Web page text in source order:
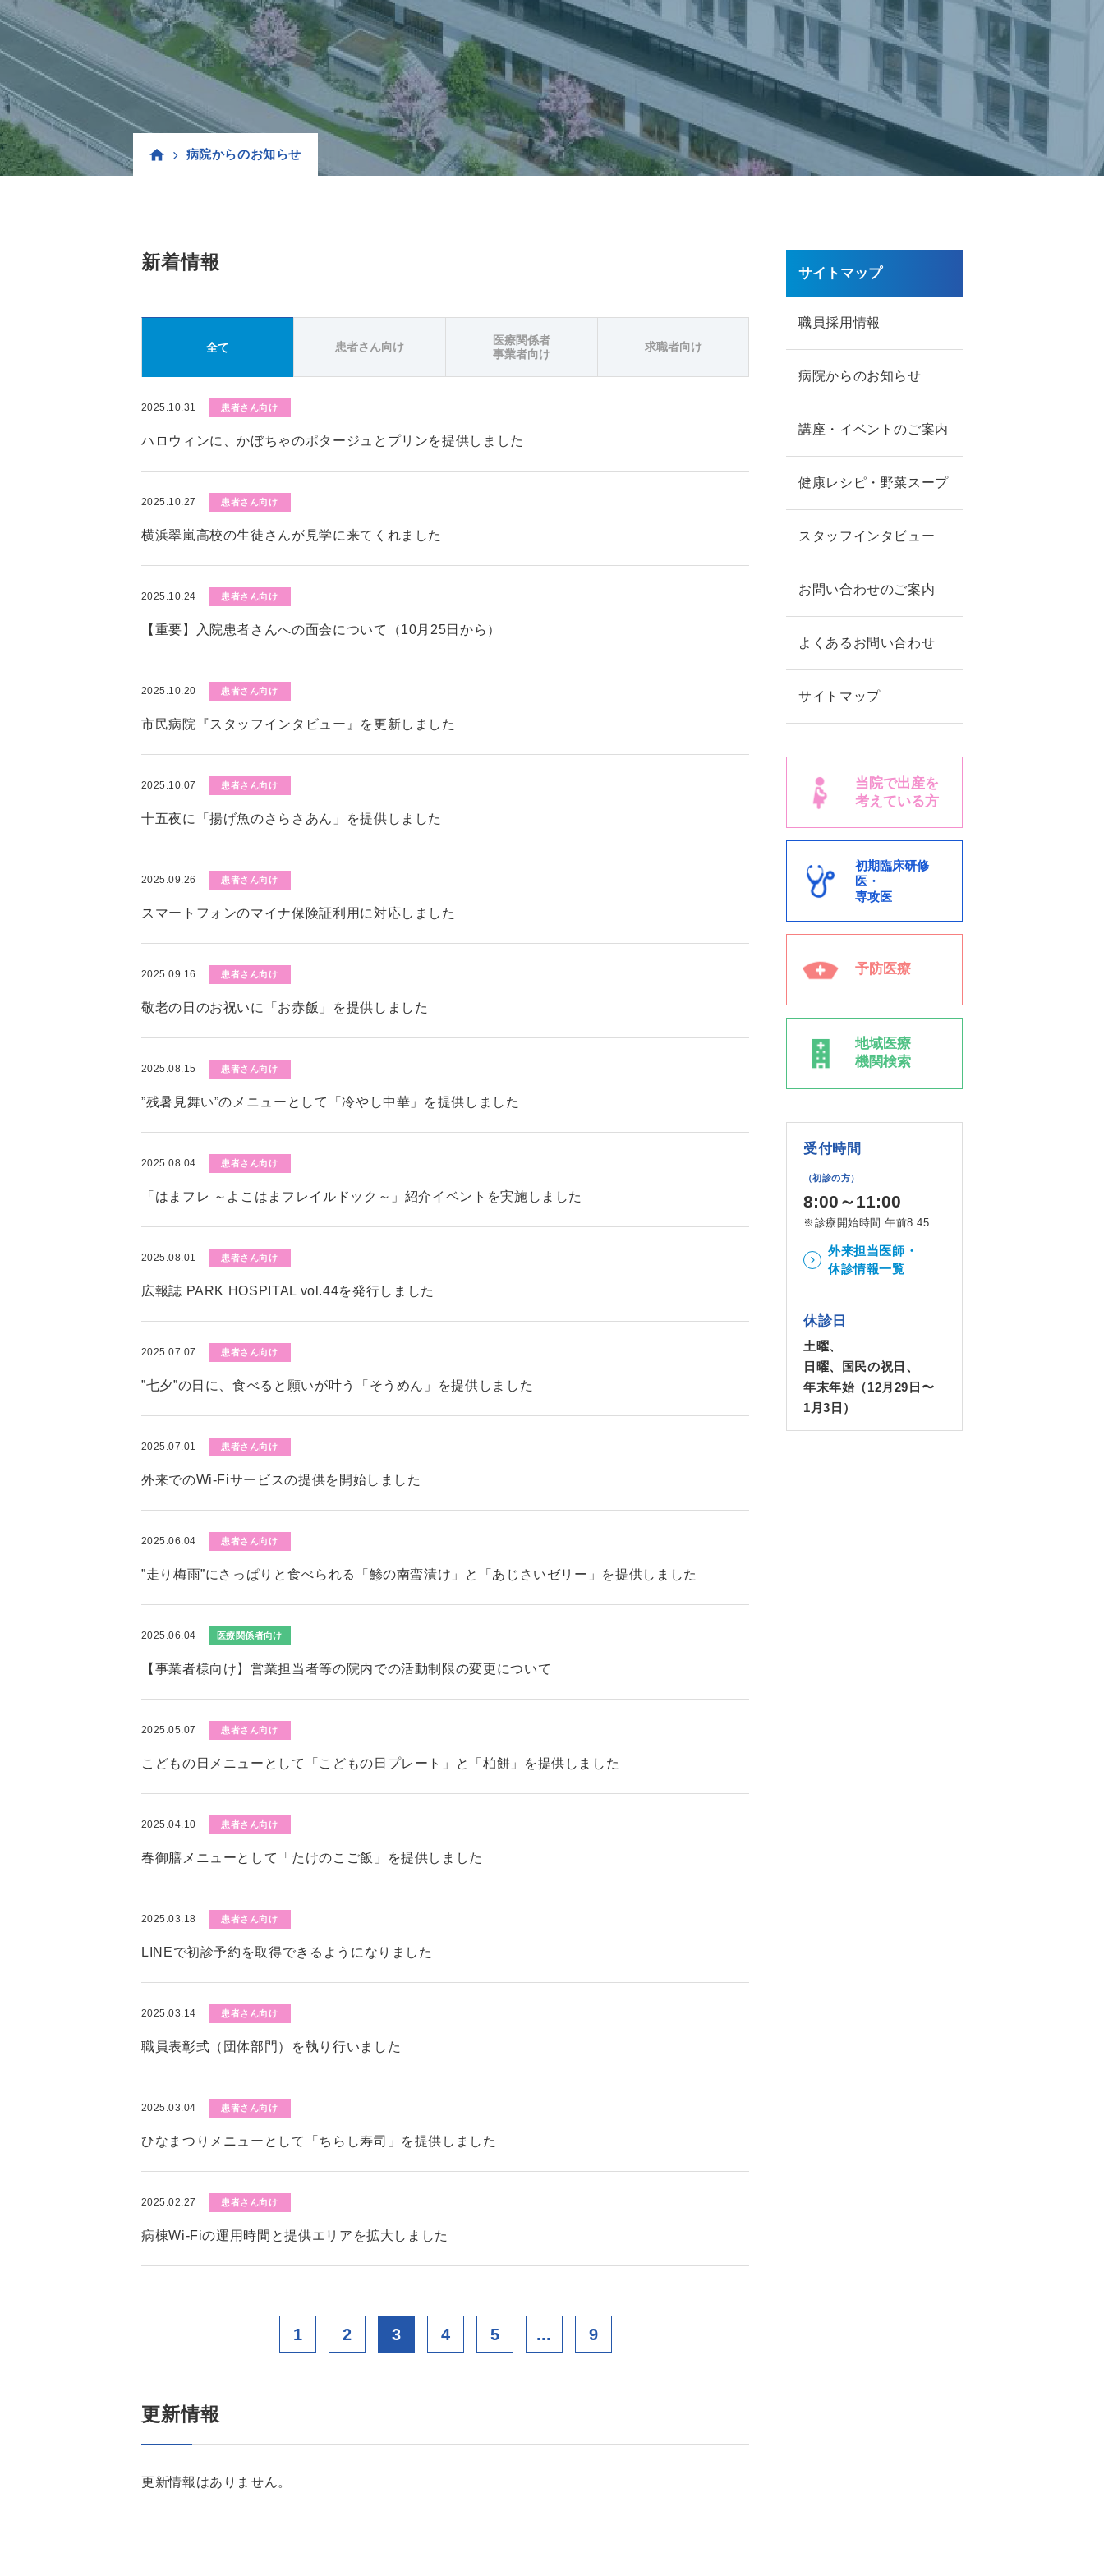
病院からのお知らせ
新着情報
全て 患者さん向け
医療関係者
事業者向け
求職者向け
2025.10.31 患者さん向け
ハロウィンに、かぼちゃのポタージュとプリンを提供しました
2025.10.27 患者さん向け
横浜翠嵐高校の生徒さんが見学に来てくれました
2025.10.24 患者さん向け
【重要】入院患者さんへの面会について（10月25日から）
2025.10.20 患者さん向け
市民病院『スタッフインタビュー』を更新しました
2025.10.07 患者さん向け
十五夜に「揚げ魚のさらさあん」を提供しました
2025.09.26 患者さん向け
スマートフォンのマイナ保険証利用に対応しました
2025.09.16 患者さん向け
敬老の日のお祝いに「お赤飯」を提供しました
2025.08.15 患者さん向け
”残暑見舞い”のメニューとして「冷やし中華」を提供しました
2025.08.04 患者さん向け
「はまフレ ～よこはまフレイルドック～」紹介イベントを実施しました
2025.08.01 患者さん向け
広報誌 PARK HOSPITAL vol.44を発行しました
2025.07.07 患者さん向け
”七夕”の日に、食べると願いが叶う「そうめん」を提供しました
2025.07.01 患者さん向け
外来でのWi-Fiサービスの提供を開始しました
2025.06.04 患者さん向け
”走り梅雨”にさっぱりと食べられる「鯵の南蛮漬け」と「あじさいゼリー」を提供しました
2025.06.04 医療関係者向け
【事業者様向け】営業担当者等の院内での活動制限の変更について
2025.05.07 患者さん向け
こどもの日メニューとして「こどもの日プレート」と「柏餅」を提供しました
2025.04.10 患者さん向け
春御膳メニューとして「たけのこご飯」を提供しました
2025.03.18 患者さん向け
LINEで初診予約を取得できるようになりました
2025.03.14 患者さん向け
職員表彰式（団体部門）を執り行いました
2025.03.04 患者さん向け
ひなまつりメニューとして「ちらし寿司」を提供しました
2025.02.27 患者さん向け
病棟Wi-Fiの運用時間と提供エリアを拡大しました
1 2 3 4 5 ... 9
更新情報
更新情報はありません。
サイトマップ
職員採用情報
病院からのお知らせ
講座・イベントのご案内
健康レシピ・野菜スープ
スタッフインタビュー
お問い合わせのご案内
よくあるお問い合わせ
サイトマップ
当院で出産を
考えている方
初期臨床研修
医・
専攻医
予防医療
地域医療
機関検索
受付時間
（初診の方）
8:00～11:00
※診療開始時間 午前8:45
外来担当医師・
休診情報一覧
休診日
土曜、
日曜、国民の祝日、
年末年始（12月29日〜
1月3日）